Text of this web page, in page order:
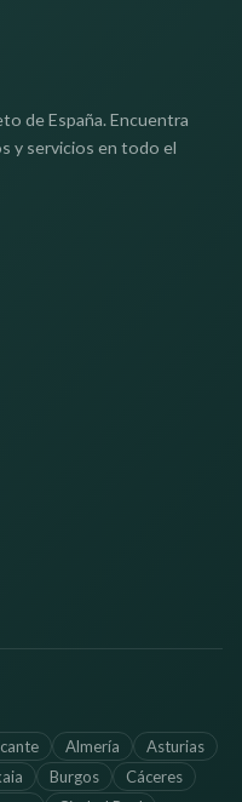
de España. Encuentra
y servicios en todo el
Almería
Asturias
Burgos
Cáceres